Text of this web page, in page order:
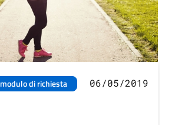
modulo di richiesta
06/05/2019